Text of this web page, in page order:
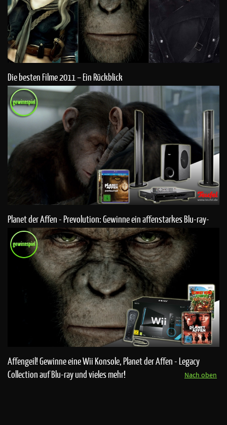
Die besten Filme 2011 – Ein Rückblick
Planet der Affen - Prevolution: Gewinne ein affenstarkes Blu-ray-
System von Teufel
Affengeil! Gewinne eine Wii Konsole, Planet der Affen - Legacy
Collection auf Blu-ray und vieles mehr!
Nach oben